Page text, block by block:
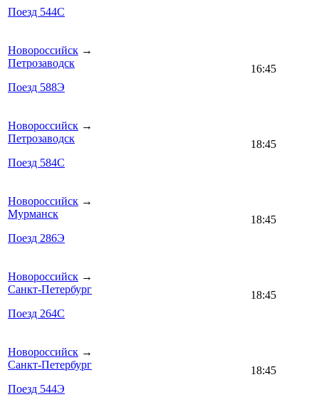
Поезд 544С
Новороссийск →
Петрозаводск
Поезд 588Э
16:45
Новороссийск →
Петрозаводск
Поезд 584С
18:45
Новороссийск →
Мурманск
Поезд 286Э
18:45
Новороссийск →
Санкт-Петербург
Поезд 264С
18:45
Новороссийск →
Санкт-Петербург
Поезд 544Э
18:45